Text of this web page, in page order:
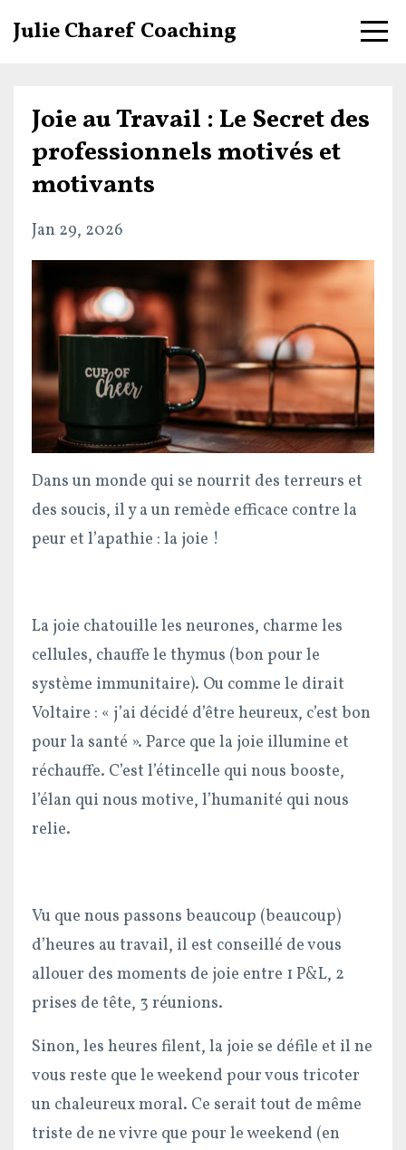
Julie Charef Coaching
Joie au Travail : Le Secret des
professionnels motivés et
motivants
Jan 29, 2026
Dans un monde qui se nourrit des terreurs et
des soucis, il y a un remède efficace contre la
peur et l’apathie : la joie !
La joie chatouille les neurones, charme les
cellules, chauffe le thymus (bon pour le
système immunitaire). Ou comme le dirait
Voltaire : « j’ai décidé d’être heureux, c’est bon
pour la santé ». Parce que la joie illumine et
réchauffe. C’est l’étincelle qui nous booste,
l’élan qui nous motive, l’humanité qui nous
relie.
Vu que nous passons beaucoup (beaucoup)
d’heures au travail, il est conseillé de vous
allouer des moments de joie entre 1 P&L, 2
prises de tête, 3 réunions.
Sinon, les heures filent, la joie se défile et il ne
vous reste que le weekend pour vous tricoter
un chaleureux moral. Ce serait tout de même
triste de ne vivre que pour le weekend (en